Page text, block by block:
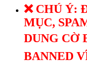
❌ CHÚ Ý:
MỤC,
DUNG CỜ
BANNED